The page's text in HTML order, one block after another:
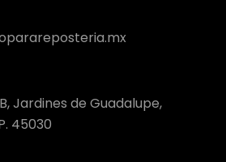
Jardines de Guadalupe,
45030